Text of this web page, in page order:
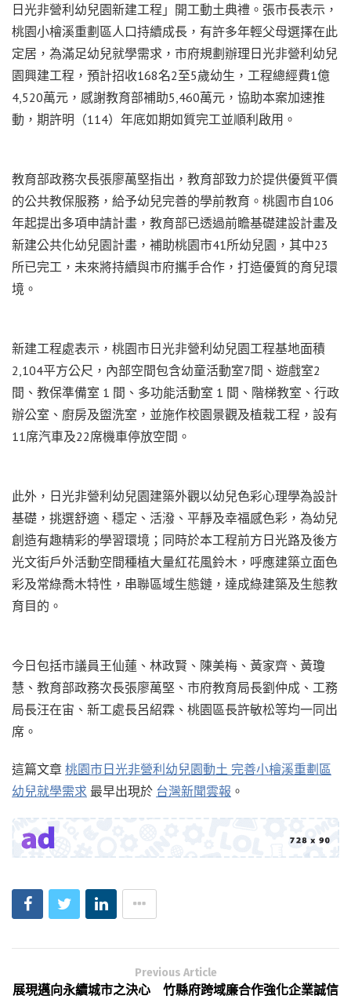
日光非營利幼兒園新建工程」開工動土典禮。張市長表示，
桃園小檜溪重劃區人口持續成長，有許多年輕父母選擇在此
定居，為滿足幼兒就學需求，市府規劃辦理日光非營利幼兒
園興建工程，預計招收168名2至5歲幼生，工程總經費1億
4,520萬元，感謝教育部補助5,460萬元，協助本案加速推
動，期許明（114）年底如期如質完工並順利啟用。
教育部政務次長張廖萬堅指出，教育部致力於提供優質平價
的公共教保服務，給予幼兒完善的學前教育。桃園市自106
年起提出多項申請計畫，教育部已透過前瞻基礎建設計畫及
新建公共化幼兒園計畫，補助桃園市41所幼兒園，其中23
所已完工，未來將持續與市府攜手合作，打造優質的育兒環
境。
新建工程處表示，桃園市日光非營利幼兒園工程基地面積
2,104平方公尺，內部空間包含幼童活動室7間、遊戲室2
間、教保準備室 1 間、多功能活動室 1 間、階梯教室、行政
辦公室、廚房及盥洗室，並施作校園景觀及植栽工程，設有
11席汽車及22席機車停放空間。
此外，日光非營利幼兒園建築外觀以幼兒色彩心理學為設計
基礎，挑選舒適、穩定、活潑、平靜及幸福感色彩，為幼兒
創造有趣精彩的學習環境；同時於本工程前方日光路及後方
光文街戶外活動空間種植大量紅花風鈴木，呼應建築立面色
彩及常綠喬木特性，串聯區域生態鏈，達成綠建築及生態教
育目的。
今日包括市議員王仙蓮、林政賢、陳美梅、黃家齊、黃瓊
慧、教育部政務次長張廖萬堅、市府教育局長劉仲成、工務
局長汪在宙、新工處長呂紹霖、桃園區長許敏松等均一同出
席。
這篇文章 桃園市日光非營利幼兒園動土 完善小檜溪重劃區
幼兒就學需求 最早出現於 台灣新聞雲報 。
Previous Article
展現邁向永續城市之決心 竹縣府跨域廉合作強化企業誠信